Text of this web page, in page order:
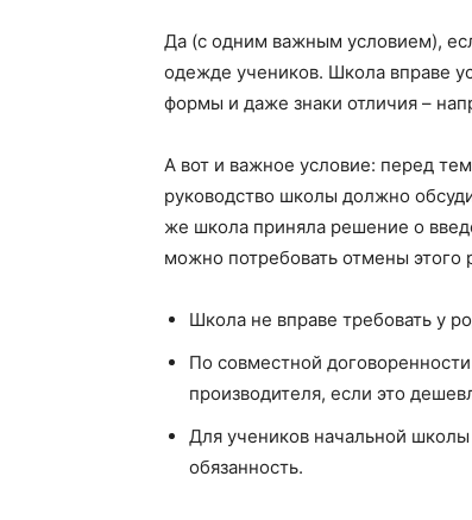
Да (с одним важным условием),
одежде учеников. Школа вправе
формы и даже знаки отличия –
А вот и важное условие: перед
руководство школы должно
же школа приняла решение о
можно потребовать отмены этого
Школа не вправе требовать у
По совместной
производителя, если это
Для учеников начальной
обязанность.